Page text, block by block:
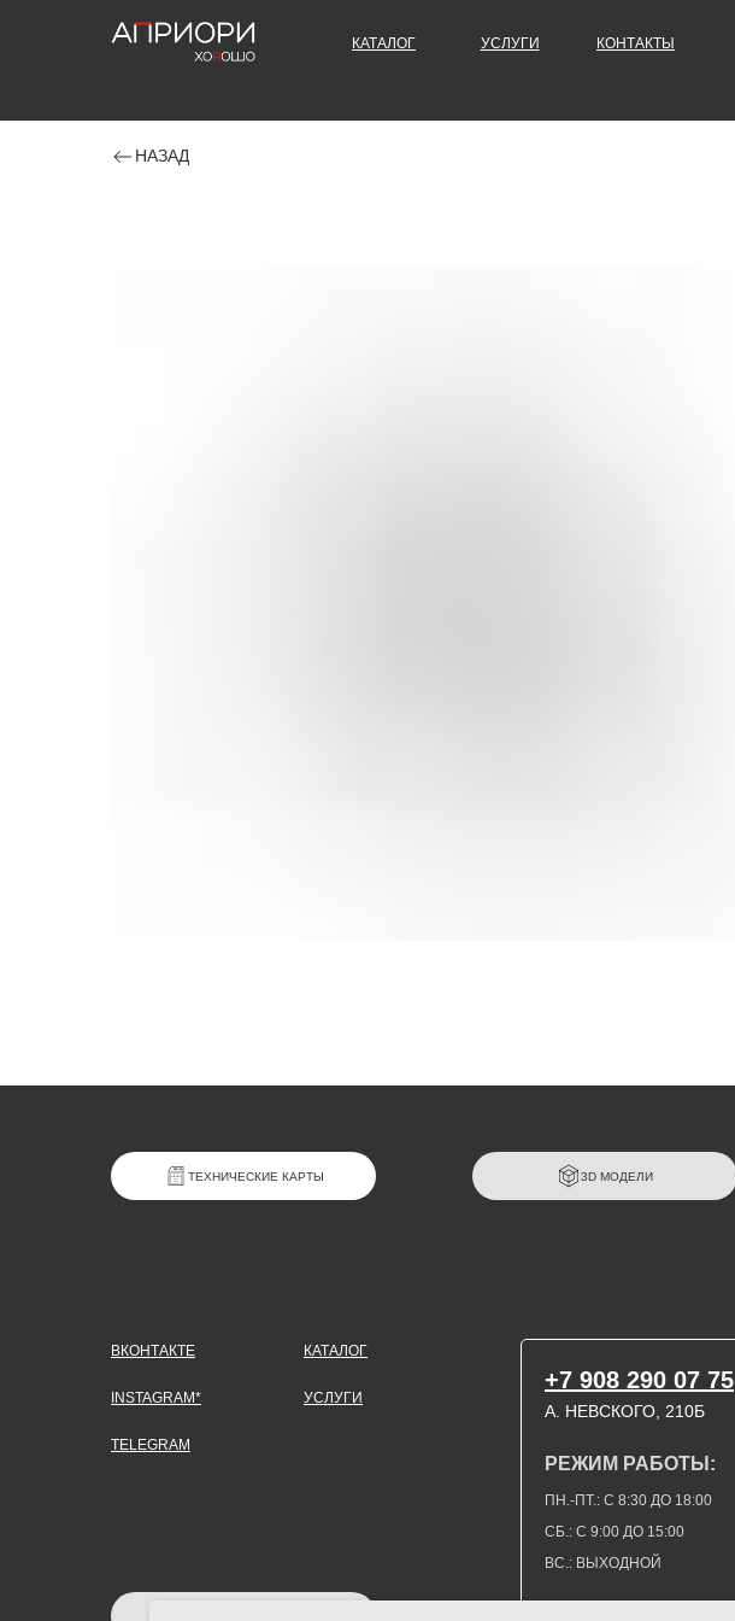
КОНТАКТЫ
УСЛУГИ
КАТАЛОГ
НАЗАД
3D МОДЕЛИ
ТЕХНИЧЕСКИЕ КАРТЫ
TELEGRAM
INSTAGRAM*
ВКОНТАКТЕ
ВС.: ВЫХОДНОЙ
СБ.: С 9:00 ДО 15:00
ПН.-ПТ.: С 8:30 ДО 18:00
А. НЕВСКОГО, 210Б
УСЛУГИ
РЕЖИМ РАБОТЫ:
+7 908 290 07 75
КАТАЛОГ